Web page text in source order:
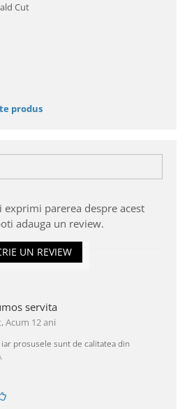
Cut
produs
exprimi parerea despre acest
adauga un review.
UN REVIEW
servita
Acum 12 ani
prosusele sunt de calitatea din